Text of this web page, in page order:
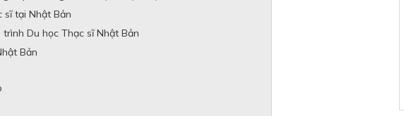
tại Nhật Bản
Du học Thạc sĩ Nhật Bản
Bản